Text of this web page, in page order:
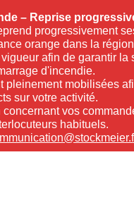
– Reprise
progressivement
orange dans la
afin de garantir
d'incendie.
pleinement mobilisées
sur votre activité.
concernant vos
habituels.